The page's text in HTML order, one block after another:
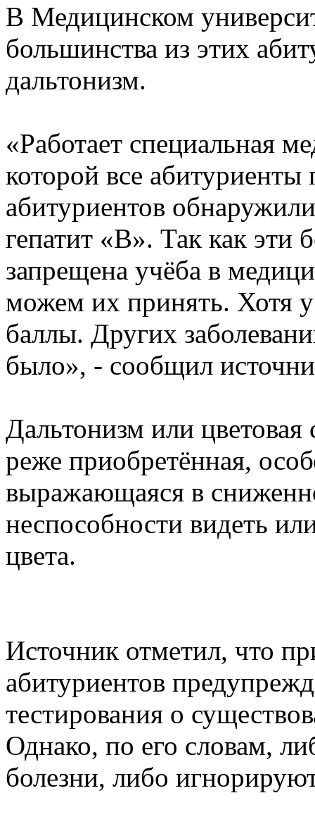
В Медицинском
большинства из этих
дальтонизм.
«Работает специальная
которой все
абитуриентов
гепатит «В». Так как эти
запрещена учёба в
можем их принять. Хотя
баллы. Других
было», - сообщил
Дальтонизм или цветовая
реже приобретённая,
выражающаяся в
неспособности видеть
цвета.
Источник отметил, что
абитуриентов
тестирования о
Однако, по его словам,
болезни, либо